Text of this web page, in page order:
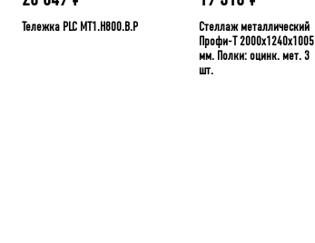
Тележка PLC МT1.H800.В.Р
Стеллаж металлический
Профи-Т 2000x1240x1005
мм. Полки: оцинк. мет. 3
шт.